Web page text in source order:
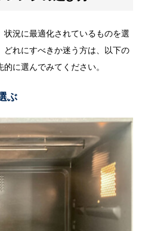
況に最適化されているものを選
れにすべきか迷う方は、以下の
に選んでみてください。
ぶ